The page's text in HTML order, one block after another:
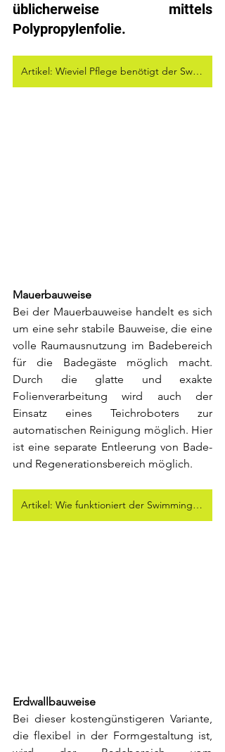
üblicherweise mittels
Polypropylenfolie.
Artikel: Wieviel Pflege benötigt der Swimming Pond?
Mauerbauweise
Bei der Mauerbauweise handelt es sich
um eine sehr stabile Bauweise, die eine
volle Raumausnutzung im Badebereich
für die Badegäste möglich macht.
Durch die glatte und exakte
Folienverarbeitung wird auch der
Einsatz eines Teichroboters zur
automatischen Reinigung möglich. Hier
ist eine separate Entleerung von Bade-
und Regenerationsbereich möglich.
Artikel: Wie funktioniert der Swimming Pond?
Erdwallbauweise
Bei dieser kostengünstigeren Variante,
die flexibel in der Formgestaltung ist,